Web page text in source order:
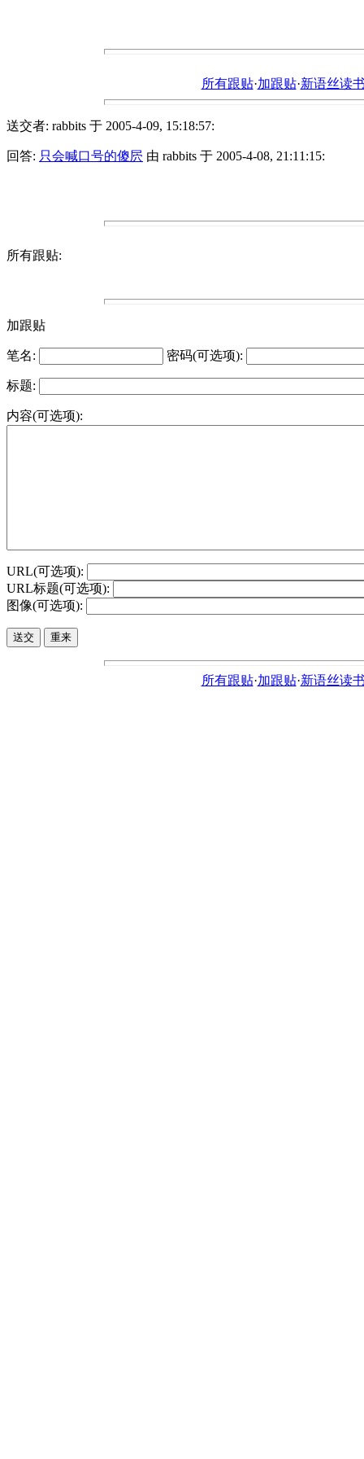
所有跟贴·加跟贴·新语丝读
送交者: rabbits 于 2005-4-09, 15:18:57:
回答: 只会喊口号的傻屄 由 rabbits 于 2005-4-08, 21:11:15:
所有跟贴:
加跟贴
笔名: 密码(可选项):
标题:
内容(可选项):
URL(可选项):
URL标题(可选项):
图像(可选项):
所有跟贴·加跟贴·新语丝读